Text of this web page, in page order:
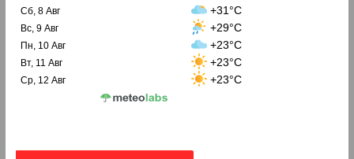
Сб, 8 Авг +31°C
Вс, 9 Авг +29°C
Пн, 10 Авг +23°C
Вт, 11 Авг +23°C
Ср, 12 Авг +23°C